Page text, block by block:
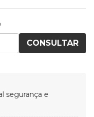
CONSULTAR
segurança e